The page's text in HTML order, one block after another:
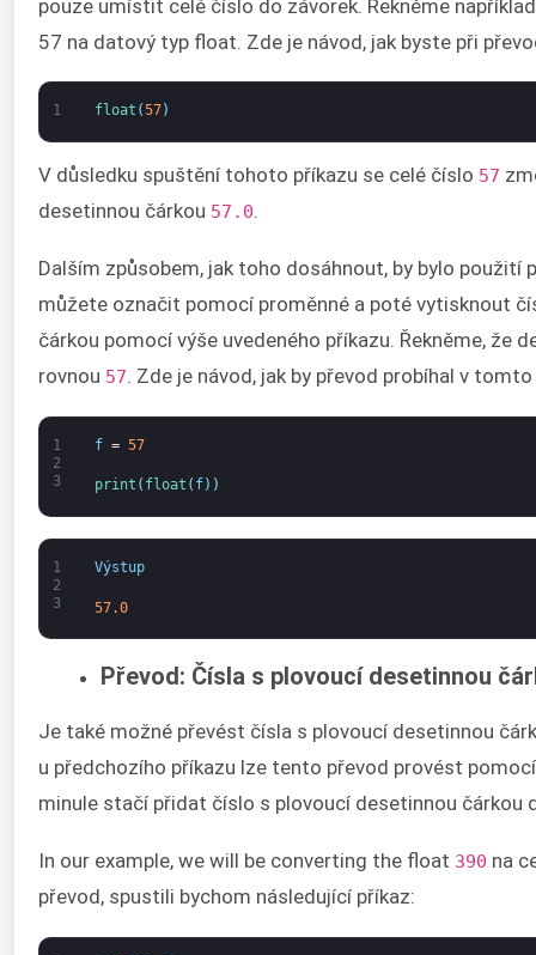
pouze umístit celé číslo do závorek. Řekněme
57 na datový typ float. Zde je návod, jak byste při
1 float (57)
V důsledku spuštění tohoto příkazu se celé číslo 57
desetinnou čárkou 57.0
Dalším způsobem, jak toho dosáhnout, by bylo použití
můžete označit pomocí proměnné a poté vytisknout
čárkou pomocí výše uvedeného příkazu. Řekněme, že
rovnou 57. Zde je návod, jak by převod probíhal v
1
2
3
f = 57
print ( float ( f) )
1
2
3
Výstup
57.0
Převod: Čísla s plovoucí desetinnou
Je také možné převést čísla s plovoucí desetinnou
u předchozího příkazu lze tento převod provést
minule stačí přidat číslo s plovoucí desetinnou čárkou
In our example, we will be converting the float 390 na
převod, spustili bychom následující příkaz: